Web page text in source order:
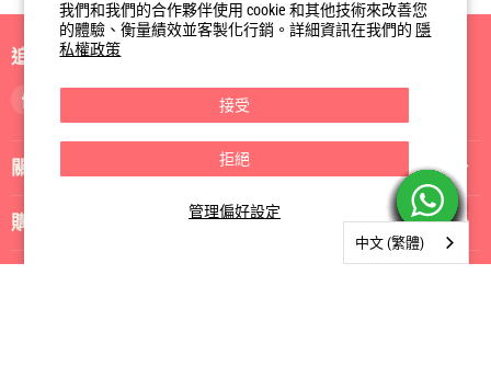
我們和我們的合作夥伴使用 cookie 和其他技術來改善您
的體驗、衡量績效並客製化行銷。詳細資訊在我們的 隱
私權政策
管理偏好設定
接受
拒絕
追蹤我們
到
我
到
我
關於我們
購物指南
中文 (繁體)